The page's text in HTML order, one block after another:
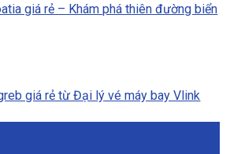
giá rẻ – Khám phá thiên đường biển
giá rẻ từ Đại lý vé máy bay Vlink